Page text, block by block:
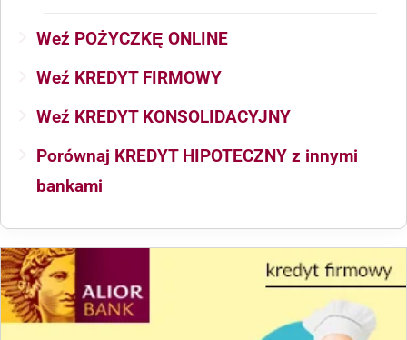
Weź POŻYCZKĘ ONLINE
Weź KREDYT FIRMOWY
Weź KREDYT KONSOLIDACYJNY
Porównaj KREDYT HIPOTECZNY z innymi
bankami